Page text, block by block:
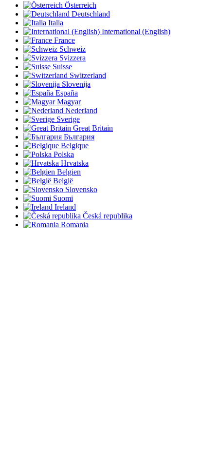
Österreich
Deutschland
Italia
International (English)
France
Schweiz
Svizzera
Suisse
Switzerland
Slovenija
España
Magyar
Nederland
Sverige
Great Britain
България
Belgique
Polska
Hrvatska
Belgien
België
Slovensko
Suomi
Ireland
Česká republika
Romania